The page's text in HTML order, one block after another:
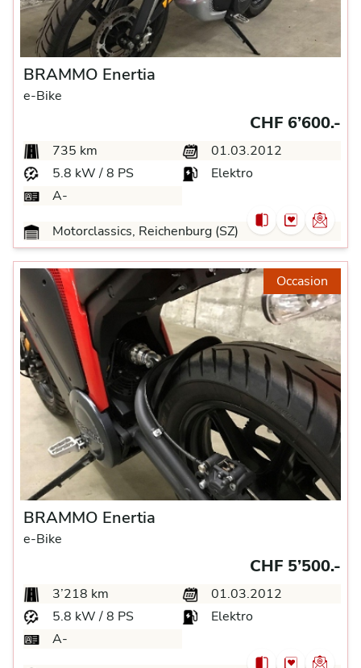
BRAMMO Enertia
e-Bike
CHF 6’600.-
735 km
01.03.2012
5.8 kW / 8 PS
Elektro
A-
Motorclassics, Reichenburg (SZ)
Occasion
BRAMMO Enertia
e-Bike
CHF 5’500.-
3’218 km
01.03.2012
5.8 kW / 8 PS
Elektro
A-